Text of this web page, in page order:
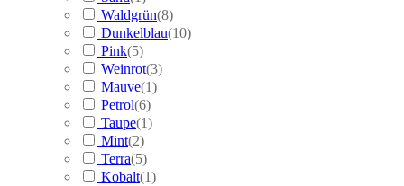
Waldgrün(8)
Dunkelblau(10)
Pink(5)
Weinrot(3)
Mauve(1)
Petrol(6)
Taupe(1)
Mint(2)
Terra(5)
Kobalt(1)